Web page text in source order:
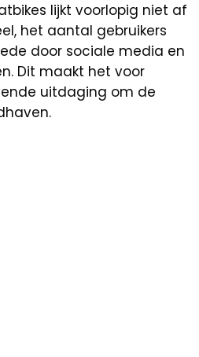
lijkt voorlopig niet af
het aantal gebruikers
door sociale media en
Dit maakt het voor
uitdaging om de